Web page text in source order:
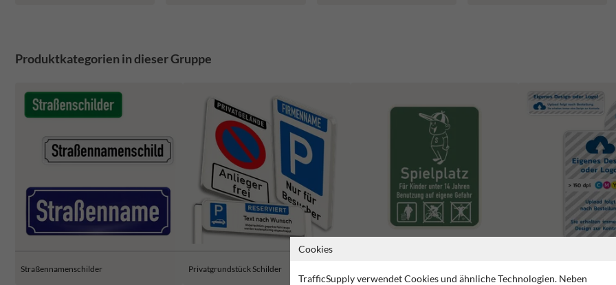
Produktkategorien in dieser Gruppe
Straßennamenschilder Privatgrundstück Schilder
Cookies
TrafficSupply verwendet Cookies und ähnliche Technologien. Neben